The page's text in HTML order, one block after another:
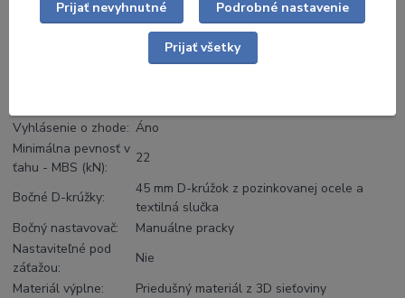
Ostrava - Radvanice Česká republika
Ročná kontrola:
Áno, každých 12 mesiacov
10 + 2 roky. Životný cyklus produktu 10
rokov + 2 roky skladovania
Vyhlásenie o zhode: Áno
Minimálna pevnosť v
ťahu - MBS (kN):
22
Bočné D-krúžky:
45 mm D-krúžok z pozinkovanej ocele a
textilná slučka
Bočný nastavovač:
Manuálne pracky
Nastaviteľné pod
záťažou:
Nie
Materiál výplne:
Priedušný materiál z 3D sieťoviny
Prijať nevyhnutné Podrobné nastavenie
Prijať všetky